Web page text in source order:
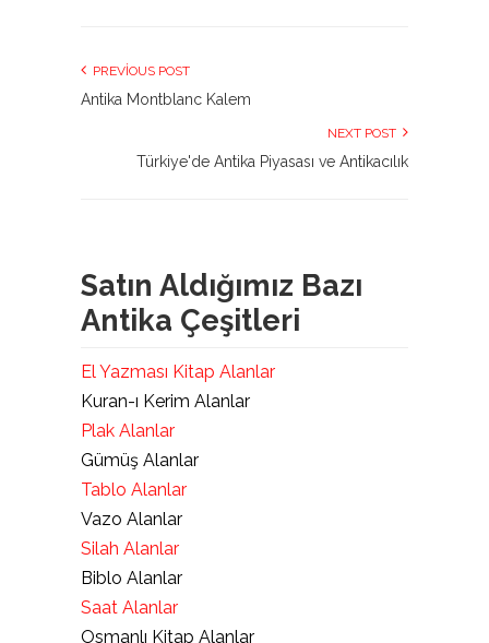
PREVIOUS POST
Antika Montblanc Kalem
NEXT POST
Türkiye'de Antika Piyasası ve Antikacılık
Satın Aldığımız Bazı
Antika Çeşitleri
El Yazması Kitap Alanlar
Kuran-ı Kerim Alanlar
Plak Alanlar
Gümüş Alanlar
Tablo Alanlar
Vazo Alanlar
Silah Alanlar
Biblo Alanlar
Saat Alanlar
Osmanlı Kitap Alanlar